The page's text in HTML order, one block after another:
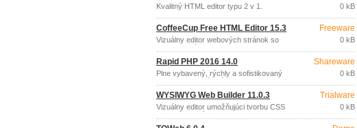
Kvalitný HTML editor typu 2 v 1. 0 kB
CoffeeCup Free HTML Editor 15.3
Vizuálny editor webových stránok so
zabudovaným FTP klientom na ukladanie
stránok na webový server.
Freeware
0 kB
Rapid PHP 2016 14.0
Plne vybavený, rýchly a sofistikovaný
PHP editor ponúkajúci oveľa viac ako
základné funkcie bežných nástrojov na
editáciu PHP.
Shareware
0 kB
WYSIWYG Web Builder 11.0.3
Vizuálny editor umožňujúci tvorbu CSS
webových stránok aj bez znalosti HTML
jazyka.
Trialware
0 kB